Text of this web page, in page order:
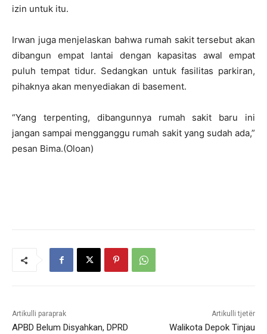
izin untuk itu.
Irwan juga menjelaskan bahwa rumah sakit tersebut akan
dibangun empat lantai dengan kapasitas awal empat
puluh tempat tidur. Sedangkan untuk fasilitas parkiran,
pihaknya akan menyediakan di basement.
“Yang terpenting, dibangunnya rumah sakit baru ini
jangan sampai mengganggu rumah sakit yang sudah ada,”
pesan Bima.(Oloan)
Artikulli paraprak
APBD Belum Disyahkan, DPRD
Artikulli tjetër
Walikota Depok Tinjau